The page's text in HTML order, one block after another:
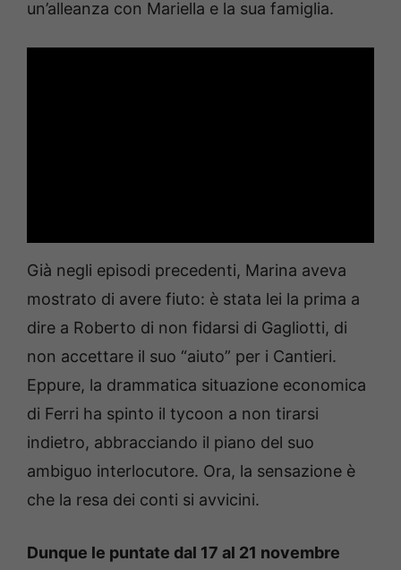
un’alleanza con Mariella e la sua famiglia.
Già negli episodi precedenti, Marina aveva
mostrato di avere fiuto: è stata lei la prima a
dire a Roberto di non fidarsi di Gagliotti, di
non accettare il suo “aiuto” per i Cantieri.
Eppure, la drammatica situazione economica
di Ferri ha spinto il tycoon a non tirarsi
indietro, abbracciando il piano del suo
ambiguo interlocutore. Ora, la sensazione è
che la resa dei conti si avvicini.
Dunque le puntate dal 17 al 21 novembre